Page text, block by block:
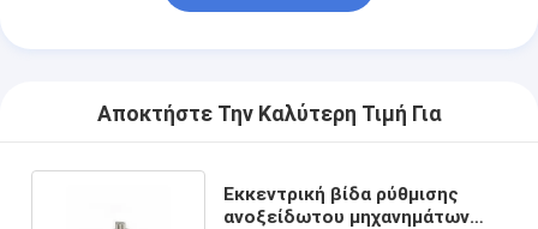
Αποκτήστε Την Καλύτερη Τιμή Για
Εκκεντρική βίδα ρύθμισης
ανοξείδωτου μηχανημάτων